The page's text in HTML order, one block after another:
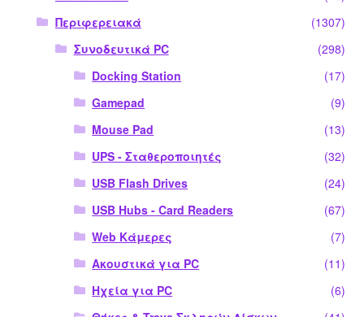
Περιφερειακά
(1307)
Συνοδευτικά PC
(298)
Docking Station
(17)
Gamepad
(9)
Mouse Pad
(13)
UPS - Σταθεροποιητές
(32)
USB Flash Drives
(24)
USB Hubs - Card Readers
(67)
Web Κάμερες
(7)
Ακουστικά για PC
(11)
Ηχεία για PC
(6)